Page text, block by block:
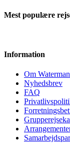
Mest populære
Information
Om
Nyhedsbrev
FAQ